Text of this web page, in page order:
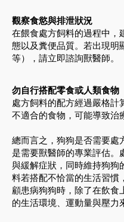
觀察食慾與排泄狀況
在餵食處方飼料的過程中，
態以及糞便品質。若出現明
等），請立即諮詢獸醫師。
勿自行搭配零食或人類食物
處方飼料的配方經過嚴格計
不適合的食物，可能導致治
總而言之，狗狗是否需要處
是需要獸醫師的專業評估。
與緩解症狀，同時維持狗狗
料若搭配不恰當的生活習慣
顧患病狗狗時，除了在飲食
的生活環境、運動量與壓力